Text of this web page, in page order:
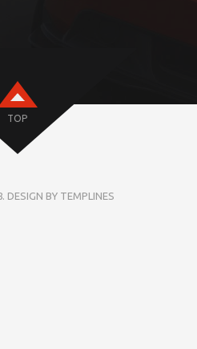
TOP
DESIGN BY TEMPLINES